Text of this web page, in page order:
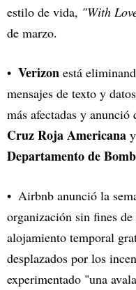
estilo de vida, "With
de marzo.
Verizon está
mensajes de texto y
más afectadas y anunció
Cruz Roja Americana
Departamento de
Airbnb anunció la
organización sin fines
alojamiento temporal
desplazados por los
experimentado "una